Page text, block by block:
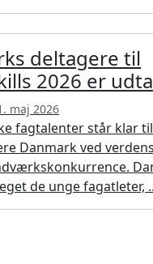
deltagere til
2026 er
maj 2026
fagtalenter står klar
Danmark ved verdens
de unge fagatleter,